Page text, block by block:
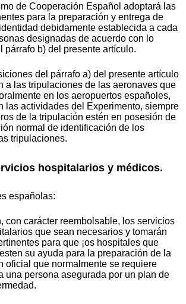
de Cooperación Español adoptará las
para la preparación y entrega de
debidamente establecida a cada
designadas de acuerdo con lo
párrafo b) del presente artículo.
del párrafo a) del presente artículo
a las tripulaciones de las aeronaves que
en los aeropuertos españoles,
las actividades del Experimento, siempre
de la tripulación estén en posesión de
normal de identificación de los
tripulaciones.
hospitalarios y médicos.
españolas:
carácter reembolsable, los servicios
que sean necesarios y tomarán
para que ¡os hospitales que
su ayuda para la preparación de la
oficial que normalmente se requiere
una persona asegurada por un plan de